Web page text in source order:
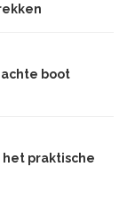
boot
het praktische